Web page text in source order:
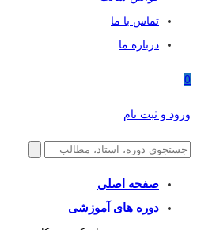
تماس با ما
درباره ما
0
ورود و ثبت نام
صفحه اصلی
دوره های آموزشی